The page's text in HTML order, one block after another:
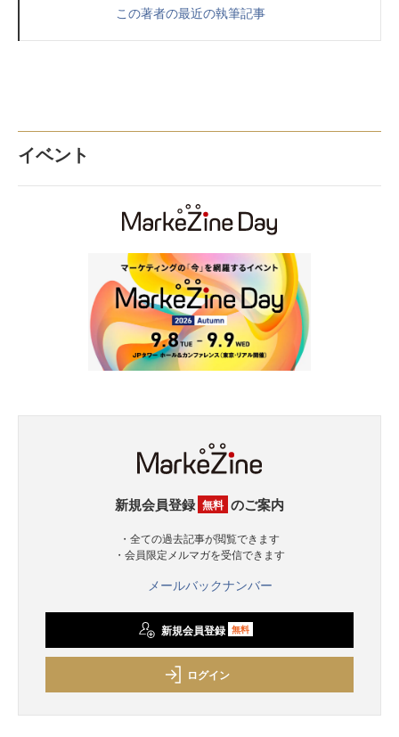
この著者の最近の執筆記事
イベント
新規会員登録 無料 のご案内
・全ての過去記事が閲覧できます
・会員限定メルマガを受信できます
メールバックナンバー
新規会員登録 無料
ログイン